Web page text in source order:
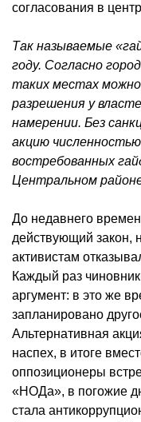
согласования в
Так называемые
году. Согласно
таких местах
разрешения у
намерении. Без
акцию
востребованных
Центральном
До недавнего
действующий закон,
активистам
Каждый раз
аргумент: в это же
запланировано
Альтернативная
наспех, в итоге
оппозиционеры
«НОДа», в погожие
стала